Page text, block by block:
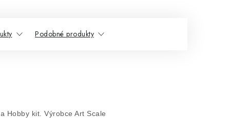
Podobné produkty
Hobby kit. Výrobce Art Scale